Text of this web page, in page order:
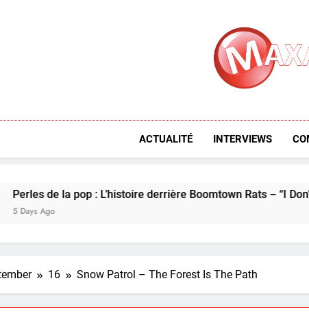
ACTUALITÉ INTERVIEWS
: L’histoire derrière Boomtown Rats – “I Don’t Like
16 Snow Patrol – The Forest Is The Path